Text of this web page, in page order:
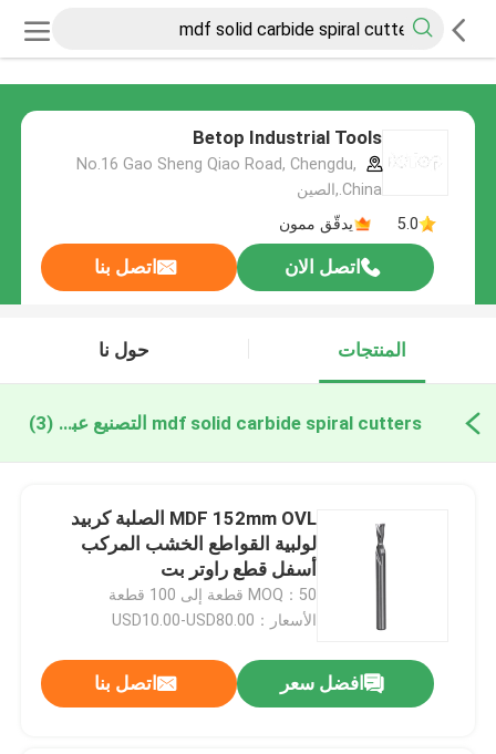
Betop Industrial Tools
No.16 Gao Sheng Qiao Road, Chengdu,
China.,الصين
5.0
يدقّق ممون
اتصل الان اتصل بنا
المنتجات حول نا
mdf solid carbide spiral cutters التصنيع عبر الإنترنت (3)
MDF 152mm OVL الصلبة كربيد
لولبية القواطع الخشب المركب
أسفل قطع راوتر بت
MOQ：50 قطعة إلى 100 قطعة
الأسعار：USD10.00-USD80.00
افضل سعر اتصل بنا